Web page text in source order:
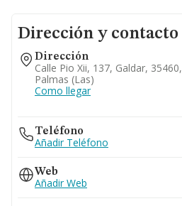
Dirección y contacto
Dirección
Calle Pio Xii, 137, Galdar, 35460,
Palmas (las)
Como llegar
Teléfono
Añadir Teléfono
Web
Añadir Web